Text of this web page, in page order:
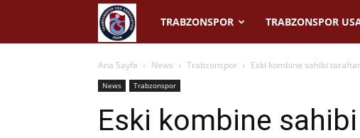
Trabzonspor
USA
TRABZONSPOR TRABZONSPOR
Ana Sayfa News Trabzonspor Eski kombine sahibi
News Trabzonspor
Eski kombine